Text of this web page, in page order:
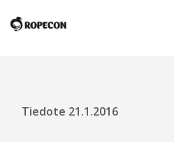
Tiedote 21.1.2016